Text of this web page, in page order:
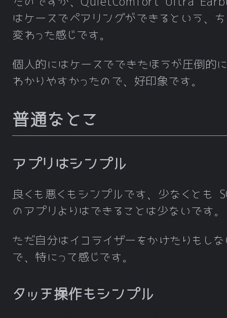
はケースでペアリングができるという、ち
変わった感じです。
個人的にはケースでできたほうが圧倒的
わかりやすかったので、好印象です。
普通なとこ
アプリはシンプル
良くも悪くもシンプルです、少なくとも
のアプリよりはできることは少ないです。
ただ自分はイコライザーをかけたりもしな
で、特にって感じです。
タッチ操作もシンプル